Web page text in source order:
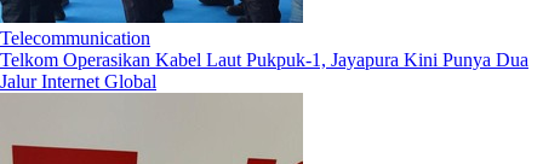
Telecommunication
Telkom Operasikan Kabel Laut Pukpuk-1, Jayapura Kini Punya Dua
Jalur Internet Global